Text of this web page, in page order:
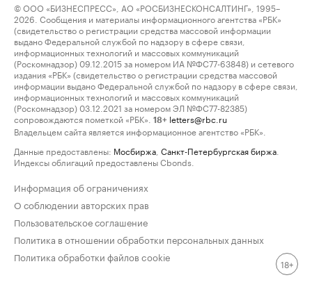
© ООО «БИЗНЕСПРЕСС», АО «РОСБИЗНЕСКОНСАЛТИНГ», 1995–
2026. Сообщения и материалы информационного агентства «РБК»
(свидетельство о регистрации средства массовой информации
выдано Федеральной службой по надзору в сфере связи,
информационных технологий и массовых коммуникаций
(Роскомнадзор) 09.12.2015 за номером ИА №ФС77-63848) и сетевого
издания «РБК» (свидетельство о регистрации средства массовой
информации выдано Федеральной службой по надзору в сфере связи,
информационных технологий и массовых коммуникаций
(Роскомнадзор) 03.12.2021 за номером ЭЛ №ФС77-82385)
сопровождаются пометкой «РБК».
18+ letters@rbc.ru
Владельцем сайта является информационное агентство «РБК».
Данные предоставлены: Мосбиржа Санкт-Петербургская биржа
Индексы облигаций предоставлены Cbonds.
Информация об ограничениях
О соблюдении авторских прав
Пользовательское соглашение
Политика в отношении обработки персональных данных
Политика обработки файлов cookie
18+